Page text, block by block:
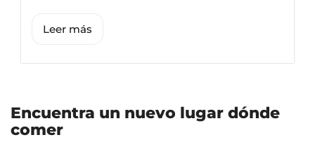
Leer más
Encuentra un nuevo lugar dónde
comer